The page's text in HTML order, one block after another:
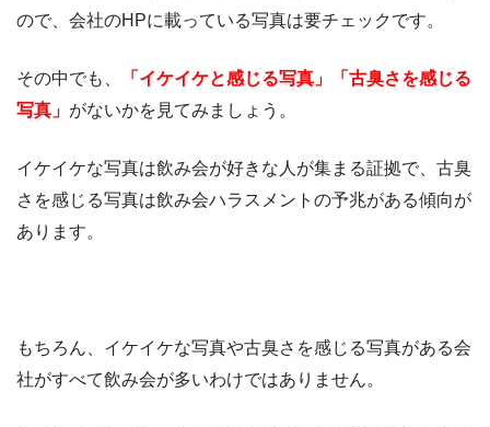
ので、会社のHPに載っている写真は要チェックです。
その中でも、
「イケイケと感じる写真」「古臭さを感じる
写真」 がないかを見てみましょう。
イケイケな写真は飲み会が好きな人が集まる証拠で、古臭
さを感じる写真は飲み会ハラスメントの予兆がある傾向が
あります。
もちろん、イケイケな写真や古臭さを感じる写真がある会
社がすべて飲み会が多いわけではありません。